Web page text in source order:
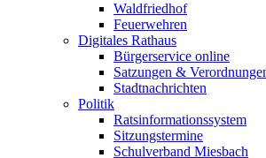
Waldfriedhof
Feuerwehren
Digitales Rathaus
Bürgerservice online
Satzungen &
Stadtnachrichten
Politik
Ratsinformationssystem
Sitzungstermine
Schulverband Miesbach